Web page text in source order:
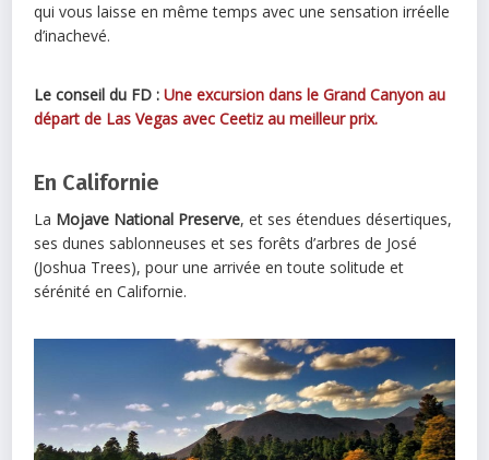
qui vous laisse en même temps avec une sensation irréelle
d’inachevé.
Le conseil du FD :Une excursion dans le Grand Canyon au
départ de Las Vegas avec Ceetiz au meilleur prix.
En Californie
La Mojave National Preserve, et ses étendues désertiques,
ses dunes sablonneuses et ses forêts d’arbres de José
(Joshua Trees), pour une arrivée en toute solitude et
sérénité en Californie.